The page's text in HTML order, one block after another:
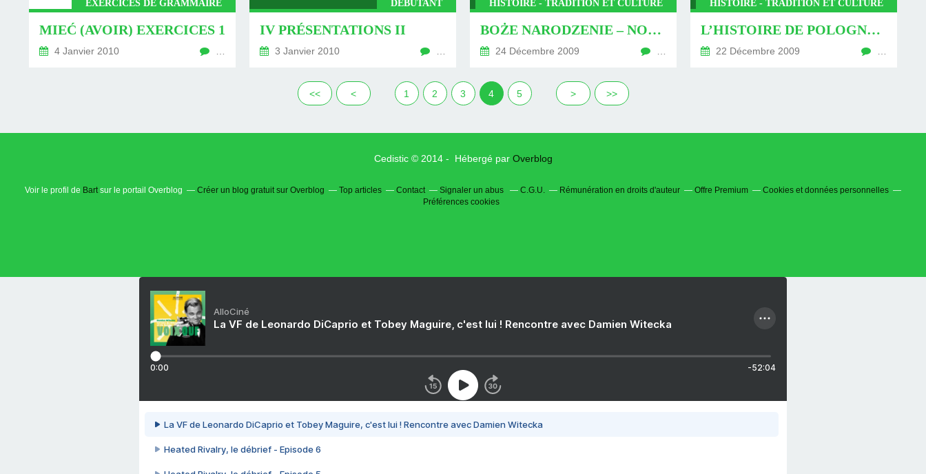
EXERCICES DE GRAMMAIRE
MIEĆ (AVOIR) EXERCICES 1
4 Janvier 2010
DÉBUTANT
IV PRÉSENTATIONS II
3 Janvier 2010
HISTOIRE - TRADITION ET CULTURE
BOŻE NARODZENIE – NOËL EN POLOGNE
24 Décembre 2009
HISTOIRE - TRADITION ET CULTURE
L’HISTOIRE DE POLOGNE EN 1 MIN 21 SEC
22 Décembre 2009
<< < 1 2 3 4 5 > >>
Cedistic © 2014 - Hébergé par Overblog
Voir le profil de Bartsur le portail Overblog Créer un blog gratuit sur Overblog Top articles Contact Signaler un abus C.G.U. Rémunération en droits d'auteur Offre Premium
Cookies et données personnelles
Préférences cookies
AlloCiné
La VF de Leonardo DiCaprio et Tobey Maguire, c'est lui ! Rencontre avec Damien Witecka
0:00 -52:04
La VF de Leonardo DiCaprio et Tobey Maguire, c'est lui ! Rencontre avec Damien Witecka
Heated Rivalry, le débrief - Episode 6